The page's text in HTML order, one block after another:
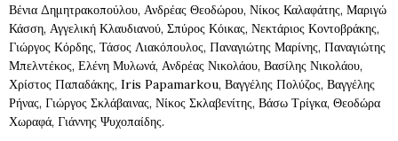
Βένια Δημητρακοπούλου, Ανδρέας Θεοδώρου, Νίκος Καλαφάτης, Μαριγώ
Κάσση, Αγγελική Κλαυδιανού, Σπύρος Κόικας, Νεκτάριος Κοντοβράκης,
Γιώργος Κόρδης, Τάσος Λιακόπουλος, Παναγιώτης Μαρίνης, Παναγιώτης
Μπελντέκος, Ελένη Μυλωνά, Ανδρέας Νικολάου, Βασίλης Νικολάου,
Χρίστος Παπαδάκης, Iris Papamarkou, Βαγγέλης Πολύζος, Βαγγέλης
Ρήνας, Γιώργος Σκλάβαινας, Νίκος Σκλαβενίτης, Βάσω Τρίγκα, Θεοδώρα
Χωραφά, Γιάννης Ψυχοπαίδης.